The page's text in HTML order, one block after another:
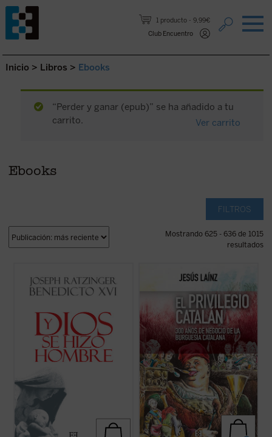
1 producto
9,99€
Club Encuentro
Saltar al contenido.
Inicio > Libros > Ebooks
“Perder y ganar (epub)” se ha añadido a tu
carrito.
Ver carrito
Ebooks
FILTROS
Mostrando 625 - 636 de 1015
resultados
algo de la alegría por la encarnación de
Dios, una alegría que me ha inspirado
siempre a mí mismo en la proclamación del
Joseph Ratzinger (Benedicto XVI)...(ver
Según la elaboración histórica catalanista,
1714 significó el final de la soberanía
española. Sin embargo, fue precisamente
entonces cuando comenzó la prosperidad
de Cataluña, que pronto se destacaría ...
(ver ficha)